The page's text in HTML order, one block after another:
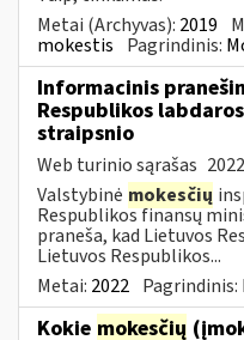
Metai (Archyvas): 2019
mokestis Pagrindinis:
Informacinis
Respublikos labdaros
straipsnio
Web turinio sąrašas
Valstybinė mokesčių
Respublikos finansų
praneša, kad Lietuvos
Lietuvos Respublikos...
Metai: 2022 Pagrindinis:
Kokie mokesčių